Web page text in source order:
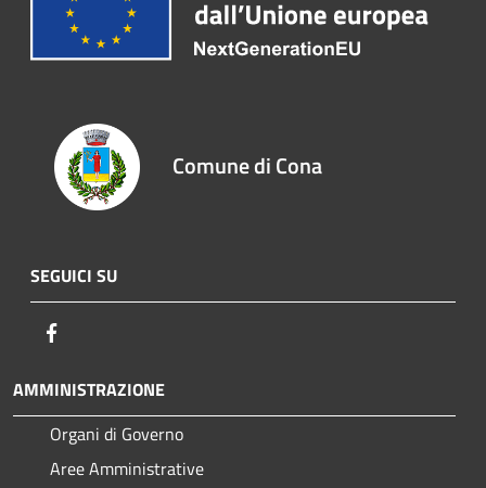
Comune di Cona
SEGUICI SU
AMMINISTRAZIONE
Organi di Governo
Aree Amministrative